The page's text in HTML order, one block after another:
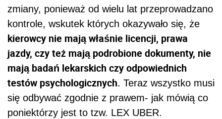
zmiany, ponieważ od wielu lat przeprowadzano
kontrole, wskutek których okazywało się, że
kierowcy nie mają właśnie licencji, prawa
jazdy, czy też mają podrobione dokumenty, nie
mają badań lekarskich czy odpowiednich
testów psychologicznych. Teraz wszystko musi
się odbywać zgodnie z prawem- jak mówią co
poniektórzy jest to tzw. LEX UBER.